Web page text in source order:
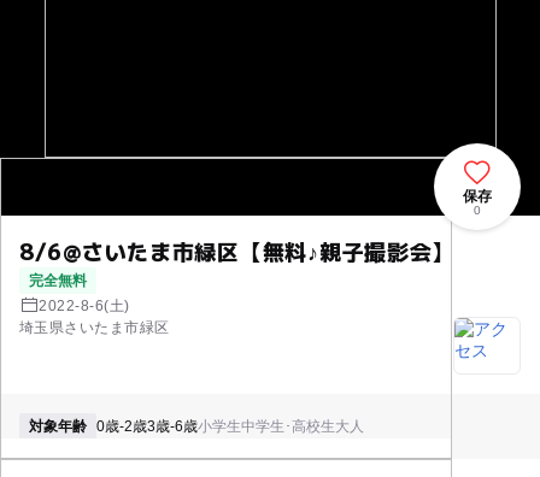
8/6@さいたま市緑区【無料♪親子撮影会】
完全無料
2022-8-6(土)
埼玉県さいたま市緑区
保存
0
対象年齢 0歳-2歳3歳-6歳小学生中学生･高校生大人